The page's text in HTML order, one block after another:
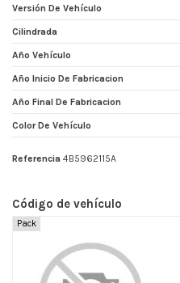
Versión De Vehículo
Cilindrada
Año Vehículo
Año Inicio De Fabricacion
Año Final De Fabricacion
Color De Vehículo
Referencia 4B5962115A
Código de vehículo
Pack